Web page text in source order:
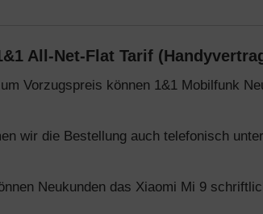
All-Net-Flat Tarif
Vorzugspreis können 1&1 Mobilfunk
wir die Bestellung auch telefonisch unter
Neukunden das Xiaomi Mi 9